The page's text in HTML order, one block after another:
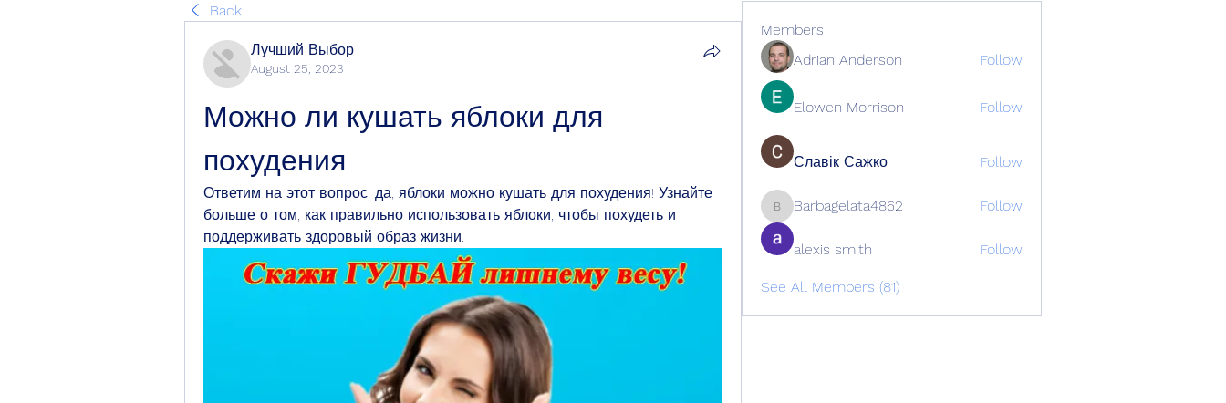
Back
Лучший Выбор
August 25, 2023
Можно ли кушать яблоки для
похудения
Ответим на этот вопрос: да, яблоки можно кушать для похудения! Узнайте
больше о том, как правильно использовать яблоки, чтобы похудеть и
поддерживать здоровый образ жизни.
Members
Adrian Anderson
Follow
Elowen Morrison Follow
Славік Сажко Follow
Barbagelata4862
Barbagelata4862 Follow
alexis smith Follow
See All Members (81)